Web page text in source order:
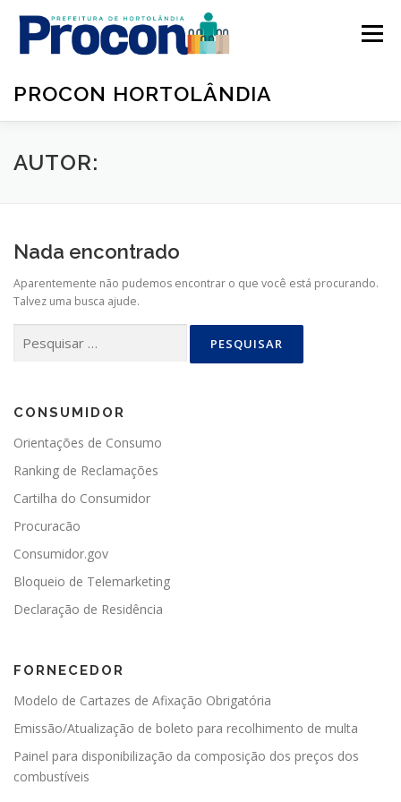
PROCON HORTOLÂNDIA
Menu
AUTOR:
Nada encontrado
Aparentemente não pudemos encontrar o que você está procurando.
Talvez uma busca ajude.
CONSUMIDOR
Orientações de Consumo
Ranking de Reclamações
Cartilha do Consumidor
Procuracão
Consumidor.gov
Bloqueio de Telemarketing
Declaração de Residência
FORNECEDOR
Modelo de Cartazes de Afixação Obrigatória
Emissão/Atualização de boleto para recolhimento de multa
Painel para disponibilização da composição dos preços dos
combustíveis